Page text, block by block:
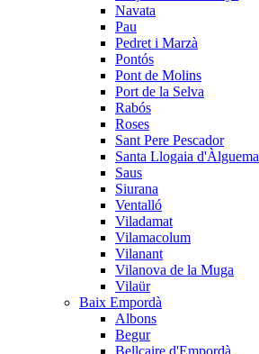
Navata
Pau
Pedret i Marzà
Pontós
Pont de Molins
Port de la Selva
Rabós
Roses
Sant Pere Pescador
Santa Llogaia d'Àlguema
Saus
Siurana
Ventalló
Viladamat
Vilamacolum
Vilanant
Vilanova de la Muga
Vilaür
Baix Empordà
Albons
Begur
Bellcaire d'Empordà